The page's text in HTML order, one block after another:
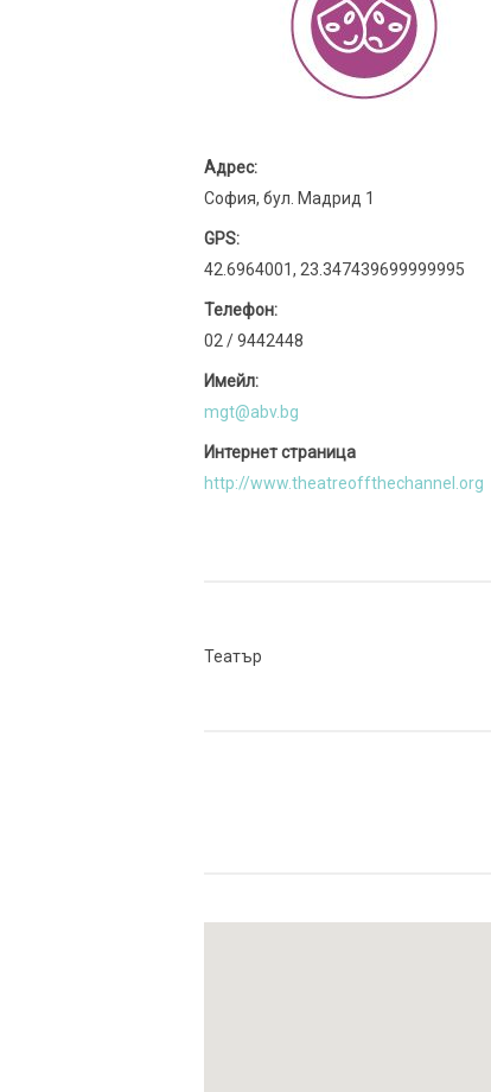
Адрес:
София, бул. Мадрид 1
GPS:
42.6964001, 23.347439699999995
Телефон:
02 / 9442448
Имейл:
mgt@abv.bg
Интернет страница
http://www.theatreoffthechannel.org
Театър